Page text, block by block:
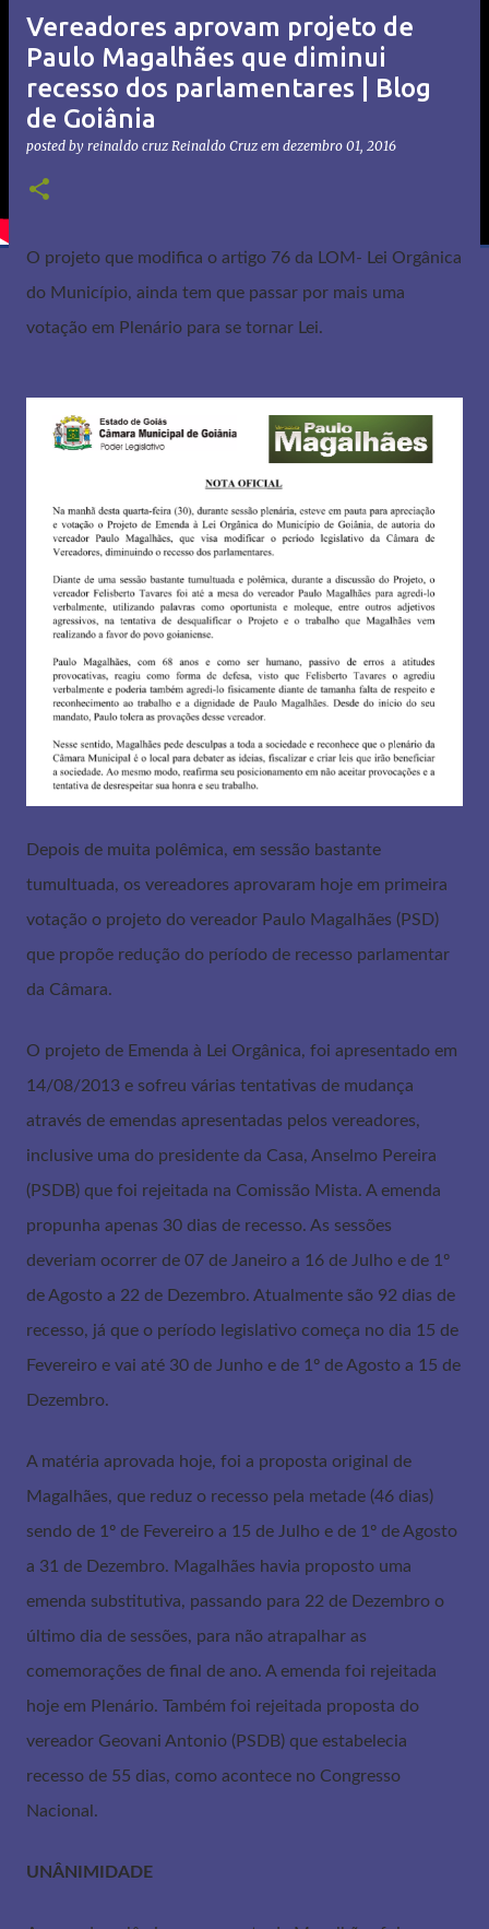
Vereadores aprovam projeto de
Paulo Magalhães que diminui
recesso dos parlamentares | Blog
de Goiânia
posted by reinaldo cruz Reinaldo Cruz em dezembro 01, 2016
O projeto que modifica o artigo 76 da LOM- Lei Orgânica
do Município, ainda tem que passar por mais uma
votação em Plenário para se tornar Lei.
Depois de muita polêmica, em sessão bastante
tumultuada, os vereadores aprovaram hoje em primeira
votação o projeto do vereador Paulo Magalhães (PSD)
que propõe redução do período de recesso parlamentar
da Câmara.
O projeto de Emenda à Lei Orgânica, foi apresentado em
14/08/2013 e sofreu várias tentativas de mudança
através de emendas apresentadas pelos vereadores,
inclusive uma do presidente da Casa, Anselmo Pereira
(PSDB) que foi rejeitada na Comissão Mista. A emenda
propunha apenas 30 dias de recesso. As sessões
deveriam ocorrer de 07 de Janeiro a 16 de Julho e de 1º
de Agosto a 22 de Dezembro. Atualmente são 92 dias de
recesso, já que o período legislativo começa no dia 15 de
Fevereiro e vai até 30 de Junho e de 1º de Agosto a 15 de
Dezembro.
A matéria aprovada hoje, foi a proposta original de
Magalhães, que reduz o recesso pela metade (46 dias)
sendo de 1º de Fevereiro a 15 de Julho e de 1º de Agosto
a 31 de Dezembro. Magalhães havia proposto uma
emenda substitutiva, passando para 22 de Dezembro o
último dia de sessões, para não atrapalhar as
comemorações de final de ano. A emenda foi rejeitada
hoje em Plenário. Também foi rejeitada proposta do
vereador Geovani Antonio (PSDB) que estabelecia
recesso de 55 dias, como acontece no Congresso
Nacional.
UNÂNIMIDADE